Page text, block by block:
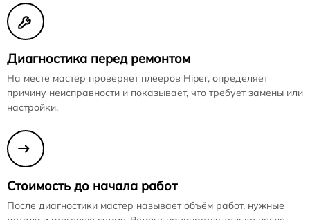
Диагностика перед ремонтом
На месте мастер проверяет плееров Hiper, определяет
причину неисправности и показывает, что требует замены или
настройки.
Стоимость до начала работ
После диагностики мастер называет объём работ, нужные